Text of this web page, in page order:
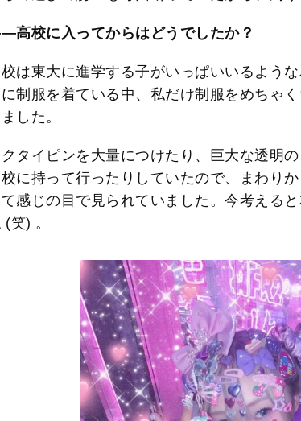
高校に入ってからはどうでしたか？
は東大に進学する子がいっぱいいるよう
制服を着ている中、私だけ制服をめちゃ
した。
タイピンを大量につけたり、巨大な透明
に持って行ったりしていたので、まわり
感じの目で見られていました。今考える
(笑) 。